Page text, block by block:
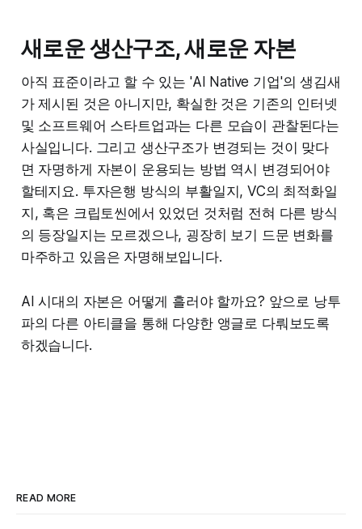
새로운 생산구조, 새로운 자본
아직 표준이라고 할 수 있는 'AI Native 기업'의 생김새
가 제시된 것은 아니지만, 확실한 것은 기존의 인터넷
및 소프트웨어 스타트업과는 다른 모습이 관찰된다는
사실입니다. 그리고 생산구조가 변경되는 것이 맞다
면 자명하게 자본이 운용되는 방법 역시 변경되어야
할테지요. 투자은행 방식의 부활일지, VC의 최적화일
지, 혹은 크립토씬에서 있었던 것처럼 전혀 다른 방식
의 등장일지는 모르겠으나, 굉장히 보기 드문 변화를
마주하고 있음은 자명해보입니다.
AI 시대의 자본은 어떻게 흘러야 할까요? 앞으로 낭투
파의 다른 아티클을 통해 다양한 앵글로 다뤄보도록
하겠습니다.
READ MORE